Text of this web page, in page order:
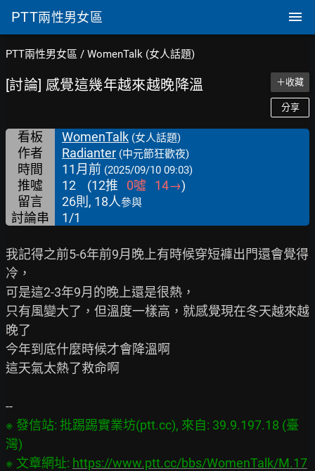
PTT兩性男女區
PTT兩性男女區 / WomenTalk (女人話題)
[討論] 感覺這幾年越來越晚降溫 ＋收藏
分享
看板 WomenTalk (女人話題)
作者 Radianter (中元節狂歡夜)
時間 11月前 (2025/09/10 09:03)
推噓 12 (12推 0噓 14→)
留言
26則, 18人參與
討論串 1/1
我記得之前5-6年前9月晚上有時候穿短褲出門還會覺得
冷，
可是這2-3年9月的晚上還是很熱，
只有風變大了，但溫度一樣高，就感覺現在冬天越來越
晚了
今年到底什麼時候才會降溫啊
這天氣太熱了救命啊
※ 發信站: 批踢踢實業坊(ptt.cc), 來自: 39.9.197.18 (臺
灣)
※ 文章網址: https://www.ptt.cc/bbs/WomenTalk/M.17